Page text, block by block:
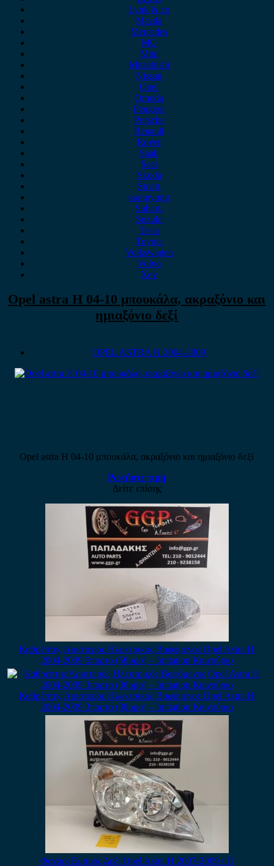
Lynk & co
Mazda
Mercedes
MG
Mini
Mitsubishi
Nissan
Opel
Omoda
Peugeot
Porsche
Renault
Rover
Saab
Seat
Skoda
Smart
ssangyong
Subaru
Suzuki
Tesla
Toyota
Volkswagen
Volvo
Xev
Opel astra H 04-10 μπουκάλα, ακραξόνιο και
ημιαξόνιο δεξί
OPEL ASTRA H 2004-2009
Opel astra H 04-10 μπουκάλα, ακραξόνιο και ημιαξόνιο δεξί
Ρωτήστε τιμή
Δείτε επίσης
Καθρέπτης Αριστερός Ηλεκτρικός Βαφόμενος Opel Astra H
2004-2009 5πορτο (5θυρο) – Imitation Καινούριο
Καθρέπτης Αριστερός Ηλεκτρικός Βαφόμενος Opel Astra H
2004-2009 3πορτο (3θυρο) – Imitation Καινούριο
Φανάρι Εμπρός Δεξί Opel Astra H 2007-2009 / Π